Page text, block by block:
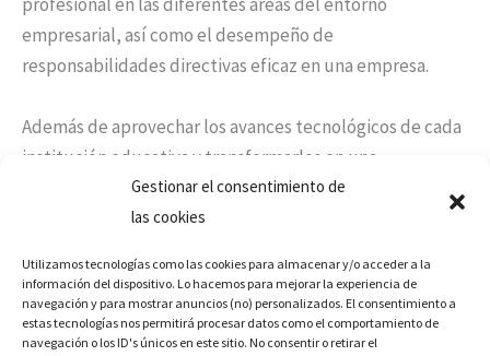
Gestionar el consentimiento de
las cookies
Utilizamos tecnologías como las cookies para almacenar y/o acceder a la
información del dispositivo. Lo hacemos para mejorar la experiencia de
navegación y para mostrar anuncios (no) personalizados. El consentimiento a
estas tecnologías nos permitirá procesar datos como el comportamiento de
navegación o los ID's únicos en este sitio. No consentir o retirar el
empresarial, así como el desempeño de
responsabilidades directivas eficaz en una empresa.
Además de aprovechar los avances tecnológicos de cada
institución educativa y transformarlos en una
importante herramienta para mejorar la calidad del
conocimiento,todos los alumnos tienen acceso a las
sueños.
Actualmente, laformación virtualexperimenta un